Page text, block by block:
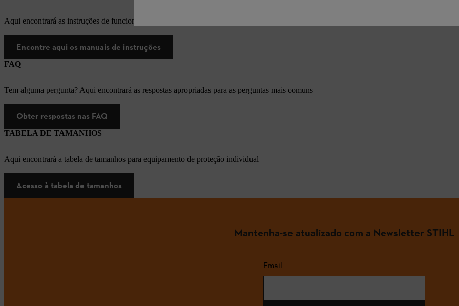
Aqui encontrará as instruções de funcionamento apropriadas para os nossos produtos STIHL
Encontre aqui os manuais de instruções
FAQ
Tem alguma pergunta? Aqui encontrará as respostas apropriadas para as perguntas mais comuns
Obter respostas nas FAQ
TABELA DE TAMANHOS
Aqui encontrará a tabela de tamanhos para equipamento de proteção individual
Acesso à tabela de tamanhos
Mantenha-se atualizado com a Newsletter STIHL
Email